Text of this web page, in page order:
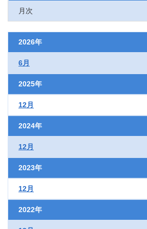
月次
2026年
6月
2025年
12月
2024年
12月
2023年
12月
2022年